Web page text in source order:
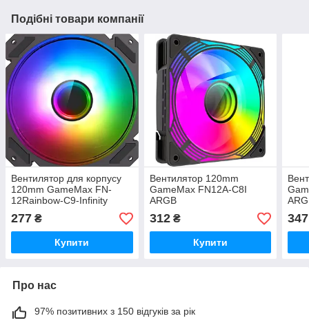
Подібні товари компанії
Вентилятор для корпусу
120mm GameMax FN-
12Rainbow-C9-Infinity
277 ₴
Купити
Вентилятор 120mm
GameMax FN12A-C8I
ARGB
312₴
Купити
347
Про нас
97% позитивних з 150 відгуків за рік